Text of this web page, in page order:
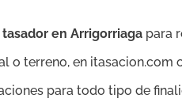
tasador en Arrigorriaga para
o terreno, en
para todo tipo de